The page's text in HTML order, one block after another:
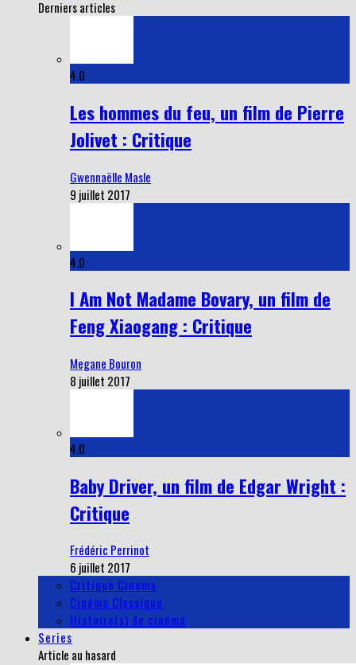
Derniers articles
4.0
Les hommes du feu, un film de Pierre
Jolivet : Critique
Gwennaëlle Masle
9 juillet 2017
4.0
I Am Not Madame Bovary, un film de
Feng Xiaogang : Critique
Megane Bouron
8 juillet 2017
4.0
Baby Driver, un film de Edgar Wright :
Critique
Frédéric Perrinot
6 juillet 2017
Critique Cinema
Cinéma Classique
Histoire(s) de cinéma
Series
Article au hasard